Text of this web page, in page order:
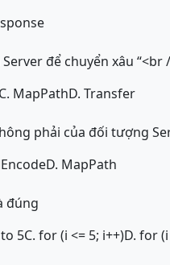
để chuyển xâu “<br
C. MapPathD. Transfer
phải của đối tượng
D. MapPath
đúng
5C. for (i <= 5; i++)D. for